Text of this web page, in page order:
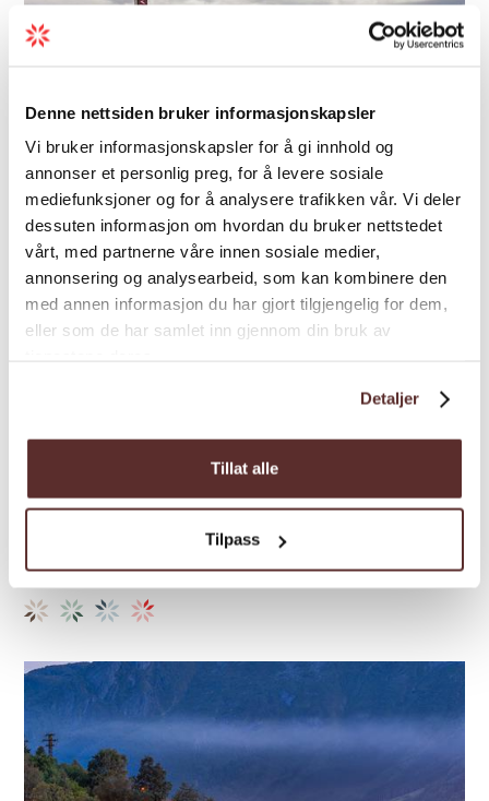
Denne nettsiden bruker informasjonskapsler
Vi bruker informasjonskapsler for å gi innhold og
annonser et personlig preg, for å levere sosiale
mediefunksjoner og for å analysere trafikken vår. Vi deler
dessuten informasjon om hvordan du bruker nettstedet
vårt, med partnerne våre innen sosiale medier,
annonsering og analysearbeid, som kan kombinere den
med annen informasjon du har gjort tilgjengelig for dem,
eller som de har samlet inn gjennom din bruk av
Detaljer
Tillat alle
Tilpass
Bedriftsbesøk | Kultur | Galleri
Kunsthuset Kabuso &
utstillingar, konsertar og arrangement heile
Skyspace, og besøk Ingebrigt Vik-museet. Nyt
kafeen med heimelaga mat og fantastisk
utsikt.